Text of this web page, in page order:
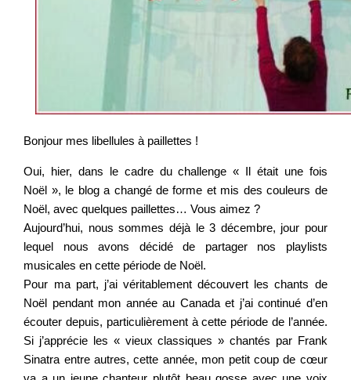
Bonjour mes libellules à paillettes !
Oui, hier, dans le cadre du challenge « Il était une fois
Noël », le blog a changé de forme et mis des couleurs de
Noël, avec quelques paillettes… Vous aimez ?
Aujourd’hui, nous sommes déjà le 3 décembre, jour pour
lequel nous avons décidé de partager nos playlists
musicales en cette période de Noël.
Pour ma part, j’ai véritablement découvert les chants de
Noël pendant mon année au Canada et j’ai continué d’en
écouter depuis, particulièrement à cette période de l’année.
Si j’apprécie les « vieux classiques » chantés par Frank
Sinatra entre autres, cette année, mon petit coup de cœur